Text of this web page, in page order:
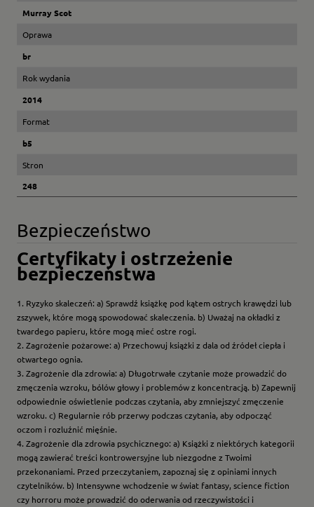
Murray Scot
Oprawa
br
Rok wydania
2014
Format
b5
Stron
248
Bezpieczeństwo
Certyfikaty i ostrzeżenie
bezpieczeństwa
1. Ryzyko skaleczeń: a) Sprawdź książkę pod kątem ostrych krawędzi lub
zszywek, które mogą spowodować skaleczenia. b) Uważaj na okładki z
twardego papieru, które mogą mieć ostre rogi.
2. Zagrożenie pożarowe: a) Przechowuj książki z dala od źródeł ciepła i
otwartego ognia.
3. Zagrożenie dla zdrowia: a) Długotrwałe czytanie może prowadzić do
zmęczenia wzroku, bólów głowy i problemów z koncentracją. b) Zapewnij
odpowiednie oświetlenie podczas czytania, aby zmniejszyć zmęczenie
wzroku. c) Regularnie rób przerwy podczas czytania, aby odpocząć
oczom i rozluźnić mięśnie.
4. Zagrożenie dla zdrowia psychicznego: a) Książki z niektórych kategorii
mogą zawierać treści kontrowersyjne lub niezgodne z Twoimi
przekonaniami. Przed przeczytaniem, zapoznaj się z opiniami innych
czytelników. b) Intensywne wchodzenie w świat fantasy, science fiction
czy horroru może prowadzić do oderwania od rzeczywistości i